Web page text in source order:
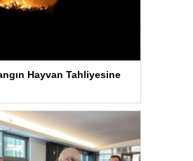
Hayvan Tahliyesine